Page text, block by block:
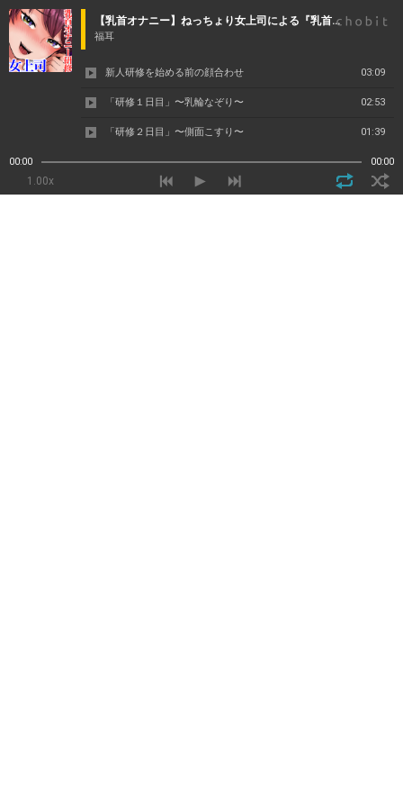
【乳首オナニー】ねっちょり女上司による『乳首新人研修』
福耳
新人研修を始める前の顔合わせ 03:09
「研修１日目」〜乳輪なぞり〜 02:53
「研修２日目」〜側面こすり〜 01:39
「研修３日目」〜乳頭たたき〜 04:11
「研修４日目」〜乳首いじり〜 01:46
00:00 00:00
1.00x